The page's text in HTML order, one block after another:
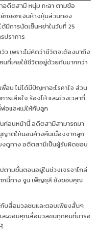
อดีตสามี หนุ่ม กะลา ตามข้อ
กยอกเงินห้างหุ้นส่วนทอง
มีการนัดเซ็นหย่าในวันที่ 25
ปราการ
เพราะไม่คิดว่าชีวิตจะต้องมาถึง
ที่เคยใช้ชีวิตอยู่ด้วยกันมากกว่า
น ไม่ได้มีปัญหาอะไรคาใจ ส่วน
รเสียใจ ร้องไห้ และช่วงเวลาที่
อและแม่ให้กับลูก
ก่อนหน้านี้ อดีตสามีสามารถมา
ญาตให้นอนค้างคืนเนื่องจากลูก
งดูทาง อดีตสามีเป็นผู้รับผิดชอบ
ามขั้นตอนอยู่ในช่วงเจรจาไกล่
กนี้ทาง จูน เพ็ญชุลี ยังขอบคุณ
บสื่อมวลชนและตอบเพียงสั้นๆ
ละขอบคุณสื่อมวลชนทุกคนที่มารอ